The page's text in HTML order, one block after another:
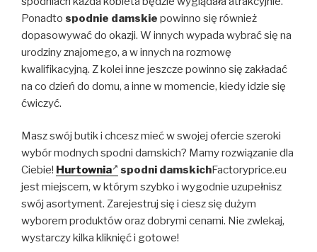
Ponadto spodnie damskie powinno się również
dopasowywać do okazji. W innych wypada wybrać się na
urodziny znajomego, a w innych na rozmowę
kwalifikacyjną. Z kolei inne jeszcze powinno się zakładać
na co dzień do domu, a inne w momencie, kiedy idzie się
ćwiczyć.
Masz swój butik i chcesz mieć w swojej ofercie szeroki
wybór modnych spodni damskich? Mamy rozwiązanie dla
Ciebie! Hurtownia spodni damskichFactoryprice.eu
jest miejscem, w którym szybko i wygodnie uzupełnisz
swój asortyment. Zarejestruj się i ciesz się dużym
wyborem produktów oraz dobrymi cenami. Nie zwlekaj,
wystarczy kilka kliknięć i gotowe!